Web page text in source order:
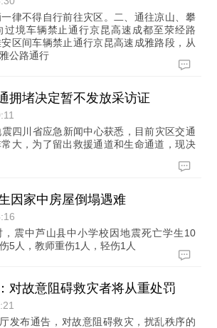
律不得自行前往灾区。二、通往凉山、攀
过境车辆禁止通行京昆高速成都至荥经路
区间车辆禁止通行京昆高速成雅路段，从
公路通行
拥堵决定暂不发放采访证
四川省应急新闻中心获悉，目前灾区交通
大，为了留出救援通道和生命通道，现决
因家中房屋倒塌遇难
震中芦山县中小学校因地震死亡学生10
5人，教师重伤1人，轻伤1人
对故意阻碍救灾者将从重处罚
发布通告，对故意阻碍救灾，扰乱秩序的